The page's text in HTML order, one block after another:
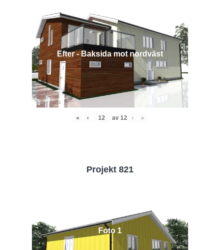
Efter - Baksida mot nordväst
« ‹ av 12 › »
Projekt 821
Foto 1